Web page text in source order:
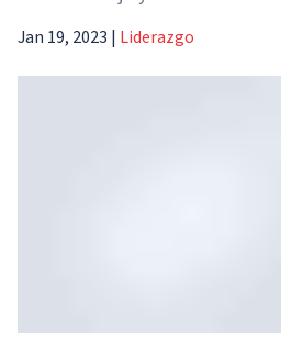
Jan 19, 2023 | Liderazgo